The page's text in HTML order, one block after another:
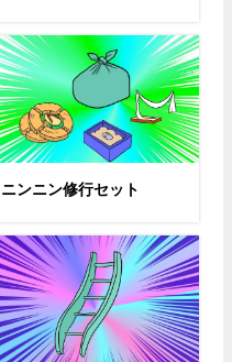
ニンニン修行セット